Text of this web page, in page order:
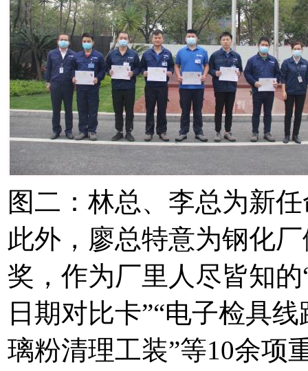
图二：林总、李总为新
此外，廖总特意为钢化
奖，作为厂里人尽皆知
日期对比卡”“电子检具
璃粉清理工装”等10余项